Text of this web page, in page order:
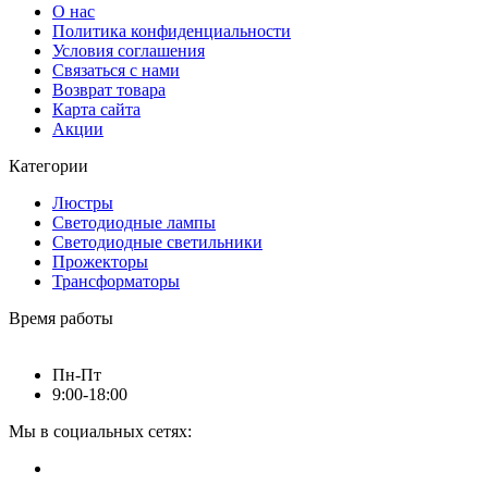
О нас
Политика конфиденциальности
Условия соглашения
Связаться с нами
Возврат товара
Карта сайта
Акции
Категории
Люстры
Светодиодные лампы
Светодиодные светильники
Прожекторы
Трансформаторы
Время работы
Пн-Пт
9:00-18:00
Мы в социальных сетях: